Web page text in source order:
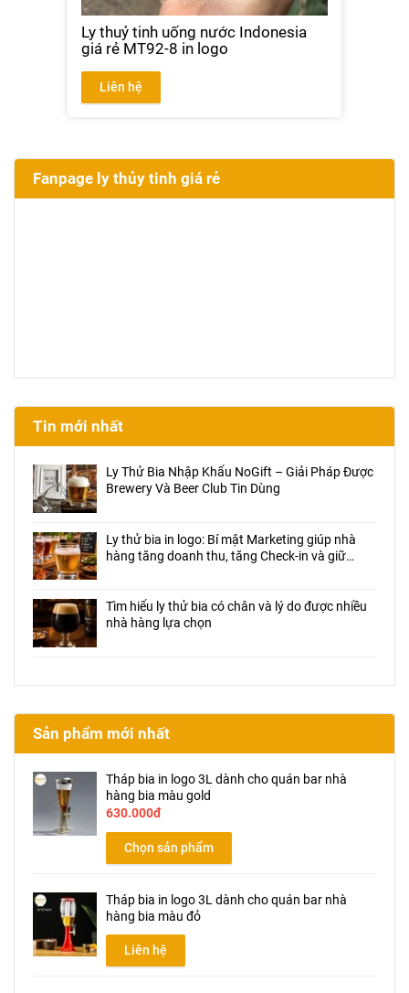
Ly thuỷ tinh uống nước Indonesia
giá rẻ MT92-8 in logo
Liên hệ
Fanpage ly thủy tinh giá rẻ
Tin mới nhất
Ly Thử Bia Nhập Khẩu NoGift – Giải Pháp Được
Brewery Và Beer Club Tin Dùng
Ly thử bia in logo: Bí mật Marketing giúp nhà
hàng tăng doanh thu, tăng Check-in và giữ
Tìm hiểu ly thử bia có chân và lý do được nhiều
nhà hàng lựa chọn
Sản phẩm mới nhất
Tháp bia in logo 3L dành cho quán bar nhà
hàng bia màu gold
630.000đ
Chọn sản phẩm
Tháp bia in logo 3L dành cho quán bar nhà
hàng bia màu đỏ
Liên hệ